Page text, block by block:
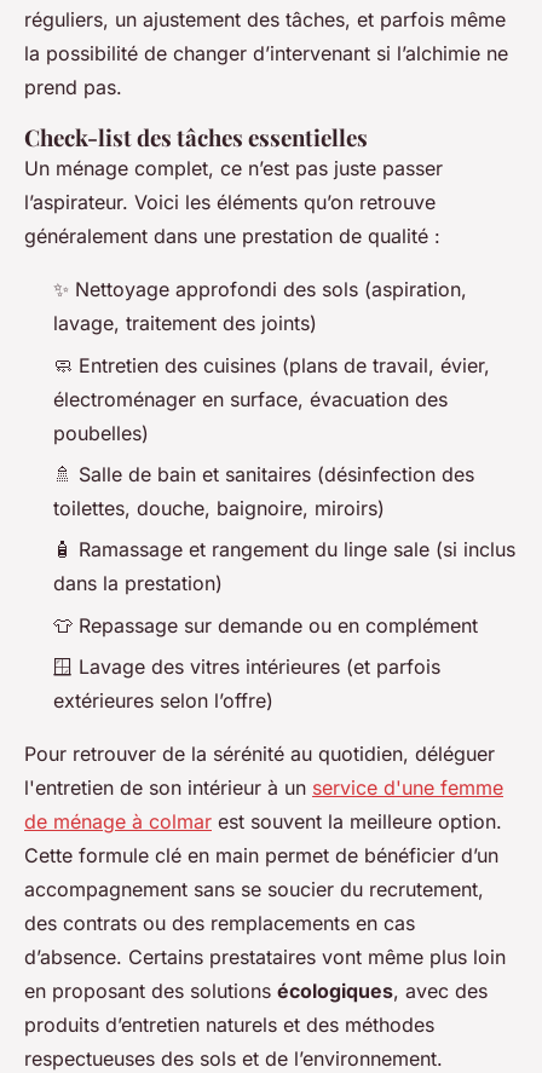
réguliers, un ajustement des tâches, et parfois même
la possibilité de changer d’intervenant si l’alchimie ne
prend pas.
Check-list des tâches essentielles
Un ménage complet, ce n’est pas juste passer
l’aspirateur. Voici les éléments qu’on retrouve
généralement dans une prestation de qualité :
✨ Nettoyage approfondi des sols (aspiration,
lavage, traitement des joints)
🧼 Entretien des cuisines (plans de travail, évier,
électroménager en surface, évacuation des
poubelles)
🚿 Salle de bain et sanitaires (désinfection des
toilettes, douche, baignoire, miroirs)
🧴 Ramassage et rangement du linge sale (si inclus
dans la prestation)
👕 Repassage sur demande ou en complément
🪟 Lavage des vitres intérieures (et parfois
extérieures selon l’offre)
Pour retrouver de la sérénité au quotidien, déléguer
l'entretien de son intérieur à un service d'une femme
de ménage à colmar est souvent la meilleure option.
Cette formule clé en main permet de bénéficier d’un
accompagnement sans se soucier du recrutement,
des contrats ou des remplacements en cas
d’absence. Certains prestataires vont même plus loin
en proposant des solutions écologiques, avec des
produits d’entretien naturels et des méthodes
respectueuses des sols et de l’environnement.